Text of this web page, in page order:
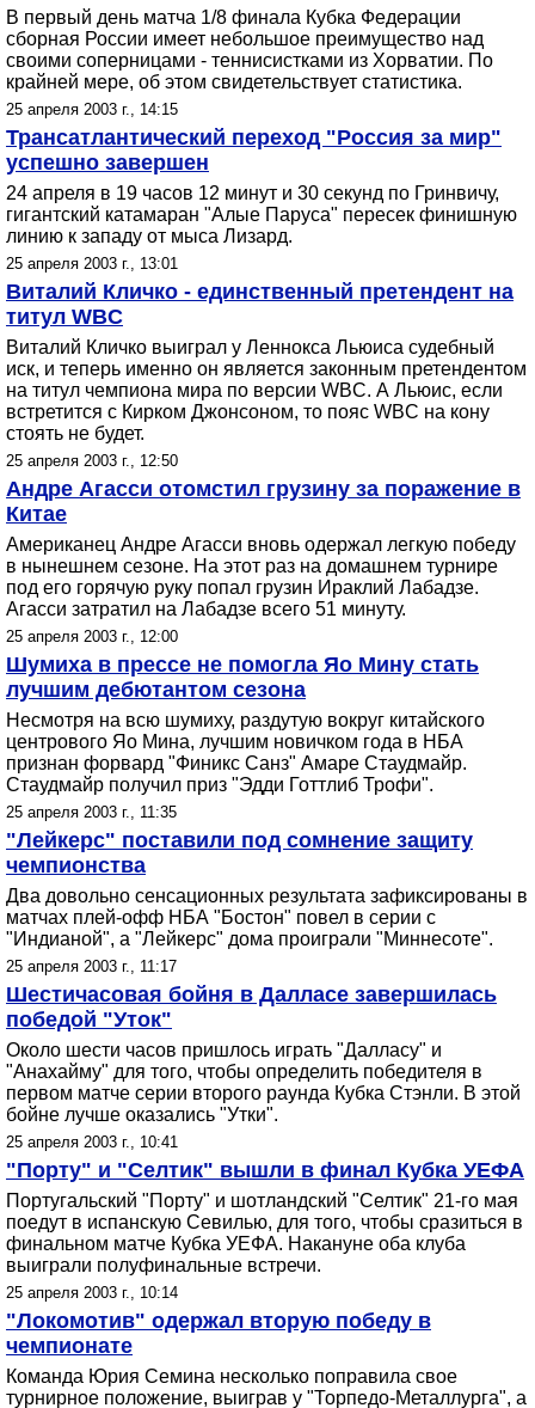
В первый день матча 1/8 финала Кубка Федерации
сборная России имеет небольшое преимущество над
своими соперницами - теннисистками из Хорватии. По
крайней мере, об этом свидетельствует статистика.
25 апреля 2003 г., 14:15
Трансатлантический переход "Россия за мир"
успешно завершен
24 апреля в 19 часов 12 минут и 30 секунд по Гринвичу,
гигантский катамаран "Алые Паруса" пересек финишную
линию к западу от мыса Лизард.
25 апреля 2003 г., 13:01
Виталий Кличко - единственный претендент на
титул WBC
Виталий Кличко выиграл у Леннокса Льюиса судебный
иск, и теперь именно он является законным претендентом
на титул чемпиона мира по версии WBC. А Льюис, если
встретится с Кирком Джонсоном, то пояс WBC на кону
стоять не будет.
25 апреля 2003 г., 12:50
Андре Агасси отомстил грузину за поражение в
Китае
Американец Андре Агасси вновь одержал легкую победу
в нынешнем сезоне. На этот раз на домашнем турнире
под его горячую руку попал грузин Ираклий Лабадзе.
Агасси затратил на Лабадзе всего 51 минуту.
25 апреля 2003 г., 12:00
Шумиха в прессе не помогла Яо Мину стать
лучшим дебютантом сезона
Несмотря на всю шумиху, раздутую вокруг китайского
центрового Яо Мина, лучшим новичком года в НБА
признан форвард "Финикс Санз" Амаре Стаудмайр.
Стаудмайр получил приз "Эдди Готтлиб Трофи".
25 апреля 2003 г., 11:35
"Лейкерс" поставили под сомнение защиту
чемпионства
Два довольно сенсационных результата зафиксированы в
матчах плей-офф НБА "Бостон" повел в серии с
"Индианой", а "Лейкерс" дома проиграли "Миннесоте".
25 апреля 2003 г., 11:17
Шестичасовая бойня в Далласе завершилась
победой "Уток"
Около шести часов пришлось играть "Далласу" и
"Анахайму" для того, чтобы определить победителя в
первом матче серии второго раунда Кубка Стэнли. В этой
бойне лучше оказались "Утки".
25 апреля 2003 г., 10:41
"Порту" и "Селтик" вышли в финал Кубка УЕФА
Португальский "Порту" и шотландский "Селтик" 21-го мая
поедут в испанскую Севилью, для того, чтобы сразиться в
финальном матче Кубка УЕФА. Накануне оба клуба
выиграли полуфинальные встречи.
25 апреля 2003 г., 10:14
"Локомотив" одержал вторую победу в
чемпионате
Команда Юрия Семина несколько поправила свое
турнирное положение, выиграв у "Торпедо-Металлурга", а